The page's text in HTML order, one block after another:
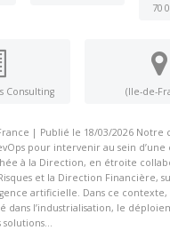
70
Consulting (Ile-de-
| Publié le 18/03/2026 Notre
pour intervenir au sein d’une
à la Direction, en étroite
et la Direction Financière,
artificielle. Dans ce
dans l’industrialisation, le
solutions...